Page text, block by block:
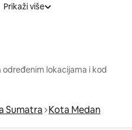
Prikaži više
lokacijama i kod
Sumatra Kota Medan